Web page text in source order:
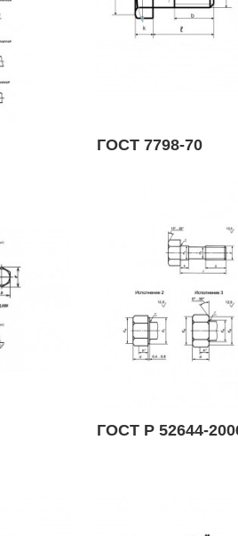
ГОСТ 7798-70
ГОСТ Р 52644-